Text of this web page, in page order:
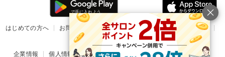
はじめての方へ お問い合わせ ヘルプ リリース情報
利用規約
掲載ご希望のサロン様
企業情報 個人情報保護方針 楽天のサービス一覧 アプリ一覧